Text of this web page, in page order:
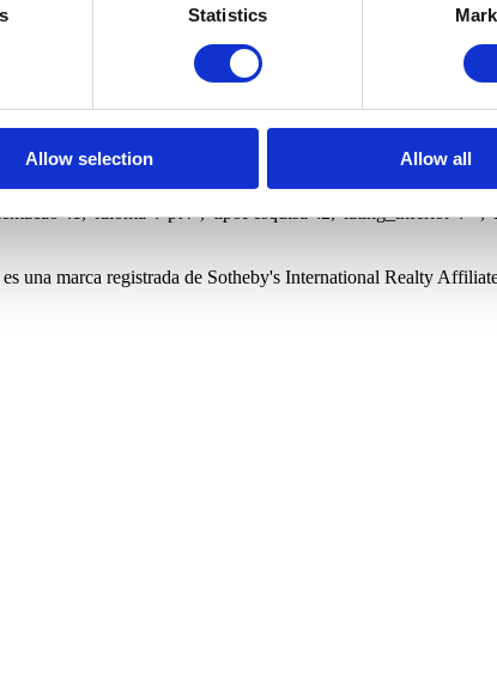
Statistics
Allow selection Allow all
relacionados con su búsqueda.
oficinas a guardar mis datos personales para informarme cada
relacionados con su búsqueda.
oficinas a guardar mis datos personales para informarme cada
una marca registrada de Sotheby's International Realty